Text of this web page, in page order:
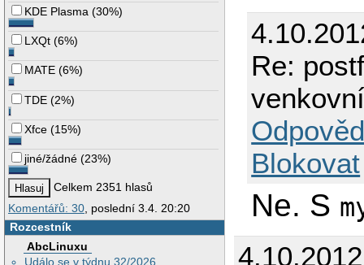
KDE Plasma (30%)
LXQt (6%)
MATE (6%)
TDE (2%)
Xfce (15%)
jiné/žádné (23%)
Celkem 2351 hlasů
Komentářů: 30 , poslední 3.4. 20:20
Rozcestník
AbcLinuxu
Událo se v týdnu 32/2026
Re:
Blokovat
Ne. S